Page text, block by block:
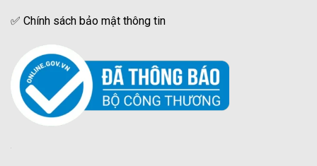
✅ Chính sách bảo mật thông tin